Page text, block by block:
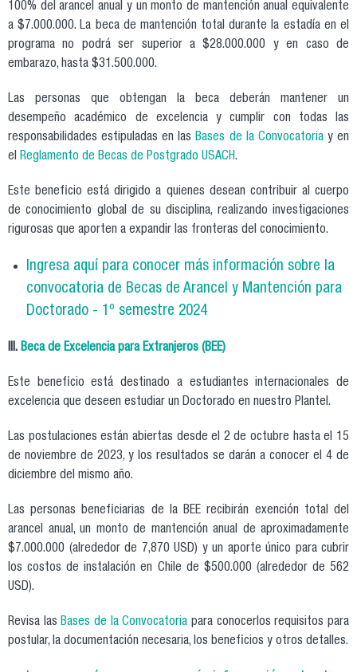
100% del arancel anual y un monto de mantención anual equivalente
a $7.000.000. La beca de mantención total durante la estadía en el
programa no podrá ser superior a $28.000.000 y en caso de
embarazo, hasta $31.500.000.
Las personas que obtengan la beca deberán mantener un
desempeño académico de excelencia y cumplir con todas las
responsabilidades estipuladas en lasBases de la Convocatoriay en
el Reglamento de Becas de Postgrado USACH.
Este beneficio está dirigido a quienes desean contribuir al cuerpo
de conocimiento global de su disciplina, realizando investigaciones
rigurosas que aporten a expandir las fronteras del conocimiento.
Ingresa aquí para conocer más información sobre la
convocatoria de Becas de Arancel y Mantención para
Doctorado - 1º semestre 2024
III. Beca de Excelencia para Extranjeros (BEE)
Este beneficio está destinado a estudiantes internacionales de
excelencia que deseen estudiar un Doctorado en nuestro Plantel.
Las postulaciones están abiertas desde el 2 de octubre hasta el 15
de noviembre de 2023, y los resultados se darán a conocer el 4 de
diciembre del mismo año.
Las personas beneficiarias de la BEE recibirán exención total del
arancel anual, un monto de mantención anual de aproximadamente
$7.000.000 (alrededor de 7,870 USD) y un aporte único para cubrir
los costos de instalación en Chile de $500.000 (alrededor de 562
USD).
Revisa lasBases de la Convocatoria para conocerlos requisitos para
postular, la documentación necesaria, los beneficios y otros detalles.